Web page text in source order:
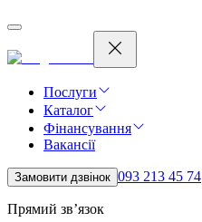
Послуги
Каталог
Фінансування
Вакансії
Замовити дзвінок 093 213 45 74
Прямий зв’язок